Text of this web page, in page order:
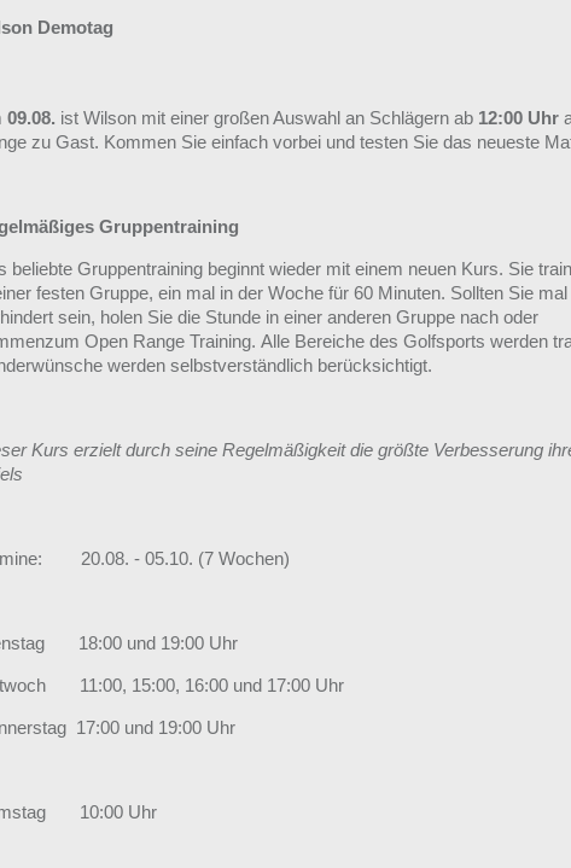
Demotag
09.08. ist Wilson mit einer großen Auswahl an Schlägern ab 12:00 Uhr
zu Gast. Kommen Sie einfach vorbei und testen Sie das neueste
Gruppentraining
beliebte Gruppentraining beginnt wieder mit einem neuen Kurs. Sie
festen Gruppe, ein mal in der Woche für 60 Minuten. Sollten Sie mal
sein, holen Sie die Stunde in einer anderen Gruppe nach oder
Open Range Training. Alle Bereiche des Golfsports werden
werden selbstverständlich berücksichtigt.
Kurs erzielt durch seine Regelmäßigkeit die größte Verbesserung
20.08. - 05.10. (7 Wochen)
18:00 und 19:00 Uhr
11:00, 15:00, 16:00 und 17:00 Uhr
17:00 und 19:00 Uhr
10:00 Uhr